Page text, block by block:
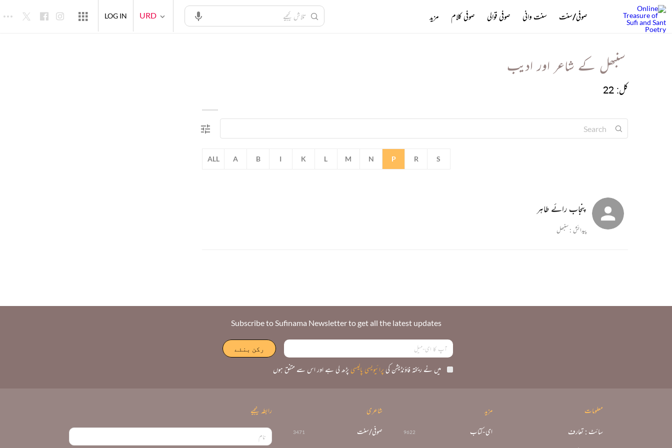
سنبھل کے شاعر اور ادیب
کل: 22
ALL A B I K L M N P R S
پنجاب رائے طاہر
پیدائش : سنبھل
صوفی/سنت سنت وانی صوفی قوالی صوفی کلام مزید URD
LOG IN
Subscribe to Sufinama Newsletter to get all the latest updates
میں نے ریختہ فاؤنڈیشن کی پرائیویسی پالیسی پڑھ لی ہے اور اس سے متفق ہوں
شاعری
صوفی/سنت 3471
مزید
ای-کتاب 9622
معلومات
سائٹ : تعارف
رابطہ کیجیے